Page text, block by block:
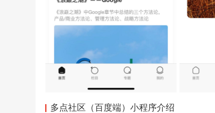
多点社区（百度端）小程序介绍